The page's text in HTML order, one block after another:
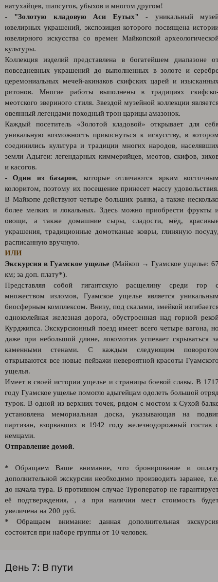
натухайцев, шапсугов, убыхов и многом другом!
- "Золотую кладовую Аси Еутых" - уникальный
ювелирных украшений, экспозиция которого посвящена
ювелирного искусства со времен Майкопской
культуры.
Коллекция изделий представлена в богатейшем диапазоне
повседневных украшений до выполненных в золоте и
церемониальных мечей-акинаков скифских царей и
ритонов. Многие работы выполнены в традициях
меотского звериного стиля. Звездой музейной коллекции
овеянный легендами походный трон царицы амазонок.
Каждый посетитель «Золотой кладовой» открывает для
уникальную возможность прикоснуться к искусству, в
соединились культура и традиции многих народов,
земли Адыгеи: легендарных киммерийцев, меотов, скифов,
и касогов.
- Один из базаров, которые отличаются ярким
колоритом, поэтому их посещение принесет массу
В Майкопе действуют четыре больших рынка, а также
более мелких и локальных. Здесь можно приобрести фрукты
овощи, а также домашние сыры, сладости, мёд,
украшения, традиционные домотканые ковры, глиняную
расписанную вручную.
ИЛИ
Экскурсия в Гуамское ущелье (Майкоп → Гуамское ущелье:
км; за доп. плату*).
Представляя собой гигантскую расщелину среди гор
множеством изломов, Гуамское ущелье является
биосферным комплексом. Внизу, под скалами, змейкой
одноколейная железная дорога, обустроенная над горной
Курджипса. Экскурсионный поезд имеет всего четыре вагона,
даже при небольшой длине, локомотив успевает скрываться
каменными стенами. С каждым следующим
открываются все новые пейзажи невероятной красоты
ущелья.
Имеет в своей истории ущелье и страницы боевой славы. В
году Гуамское ущелье помогло адыгейцам одолеть большой
турок. В одной из верхних точек, рядом с мостом к Сухой
установлена мемориальная доска, указывающая на
партизан, взорвавших в 1942 году железнодорожный состав
немцами.
Отправление домой.
* Обращаем Ваше внимание, что бронирование и
дополнительной экскурсии необходимо производить заранее,
до начала тура. В противном случае Туроператор не
её подтверждения, , а при наличии мест стоимость
увеличена на 200 руб.
* Обращаем внимание: данная дополнительная
состоится при наборе группы от 10 человек.
День 7: В пути